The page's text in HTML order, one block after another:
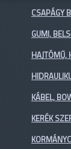
CSAPÁGY
GUMI,
HAJTÓMŰ,
KÁBEL,
KERÉK